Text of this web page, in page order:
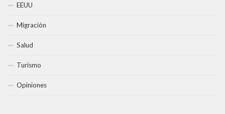
EEUU
Migración
Salud
Turismo
Opiniones